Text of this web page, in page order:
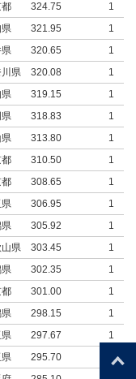
324.75
1
321.95
1
320.65
1
県 320.08
1
319.15
1
318.83
1
県 313.80
1
310.50
1
308.65
1
306.95
1
305.92
1
県 303.45
1
302.35
1
301.00
1
298.15
1
297.67
1
295.70